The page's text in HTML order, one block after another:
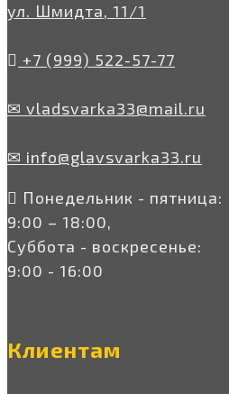
ул. Шмидта, 11/1
+7 (999) 522-57-77
✉ vladsvarka33@mail.ru
✉ info@glavsvarka33.ru
Понедельник - пятница:
9:00 – 18:00,
Суббота - воскресенье:
9:00 - 16:00
Клиентам